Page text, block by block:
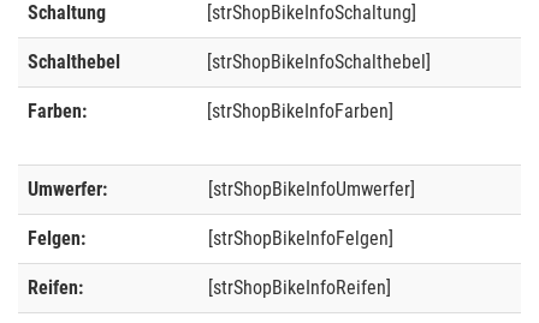
Schaltung [strShopBikeInfoSchaltung]
Schalthebel [strShopBikeInfoSchalthebel]
Farben: [strShopBikeInfoFarben]
Umwerfer: [strShopBikeInfoUmwerfer]
Felgen: [strShopBikeInfoFelgen]
Reifen: [strShopBikeInfoReifen]